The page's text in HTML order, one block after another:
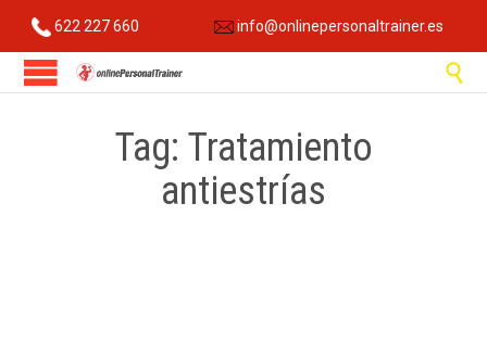
622 227 660 info@onlinepersonaltrainer.es

Tag: Tratamiento
antiestrías